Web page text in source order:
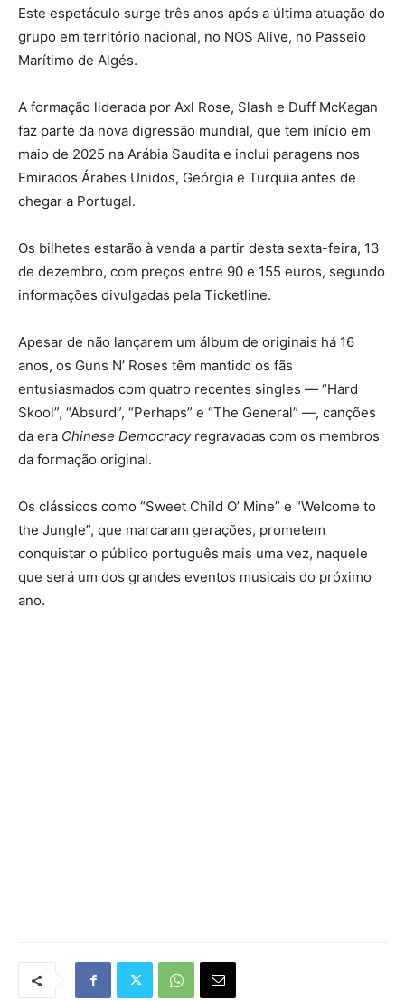
Este espetáculo surge três anos após a última atuação do
grupo em território nacional, no NOS Alive, no Passeio
Marítimo de Algés.
A formação liderada por Axl Rose, Slash e Duff McKagan
faz parte da nova digressão mundial, que tem início em
maio de 2025 na Arábia Saudita e inclui paragens nos
Emirados Árabes Unidos, Geórgia e Turquia antes de
chegar a Portugal.
Os bilhetes estarão à venda a partir desta sexta-feira, 13
de dezembro, com preços entre 90 e 155 euros, segundo
informações divulgadas pela Ticketline.
Apesar de não lançarem um álbum de originais há 16
anos, os Guns N’ Roses têm mantido os fãs
entusiasmados com quatro recentes singles — “Hard
Skool”, “Absurd”, “Perhaps” e “The General” —, canções
da era Chinese Democracyregravadas com os membros
da formação original.
Os clássicos como “Sweet Child O’ Mine” e “Welcome to
the Jungle”, que marcaram gerações, prometem
conquistar o público português mais uma vez, naquele
que será um dos grandes eventos musicais do próximo
ano.